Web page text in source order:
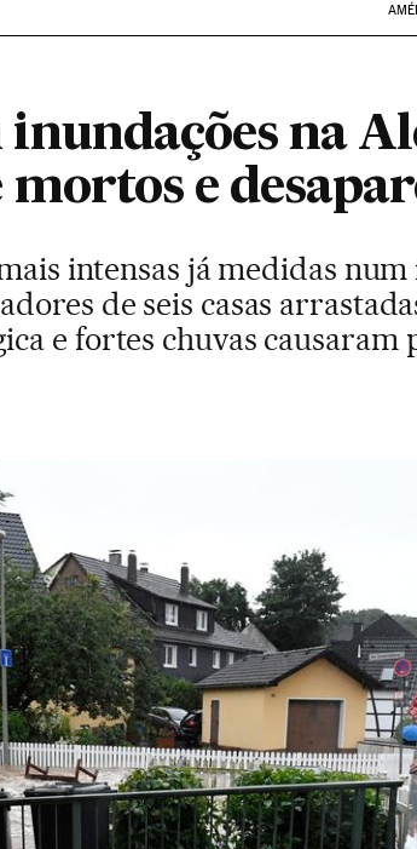
na
e
intensas já medidas
de seis casas
e fortes chuvas causaram